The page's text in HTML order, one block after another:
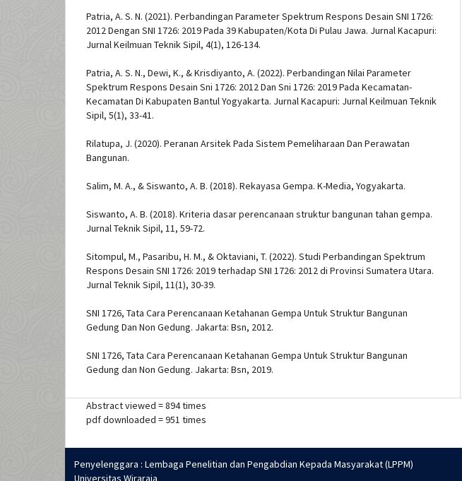
Patria, A. S. N. (2021). Perbandingan Parameter Spektrum Respons Desain SNI 1726:
2012 Dengan SNI 1726: 2019 Pada 39 Kabupaten/Kota Di Pulau Jawa. Jurnal Kacapuri:
Jurnal Keilmuan Teknik Sipil, 4(1), 126-134.
Patria, A. S. N., Dewi, K., & Krisdiyanto, A. (2022). Perbandingan Nilai Parameter
Spektrum Respons Desain Sni 1726: 2012 Dan Sni 1726: 2019 Pada Kecamatan-
Kecamatan Di Kabupaten Bantul Yogyakarta. Jurnal Kacapuri: Jurnal Keilmuan Teknik
Sipil, 5(1), 33-41.
Rilatupa, J. (2020). Peranan Arsitek Pada Sistem Pemeliharaan Dan Perawatan
Bangunan.
Salim, M. A., & Siswanto, A. B. (2018). Rekayasa Gempa. K-Media, Yogyakarta.
Siswanto, A. B. (2018). Kriteria dasar perencanaan struktur bangunan tahan gempa.
Jurnal Teknik Sipil, 11, 59-72.
Sitompul, M., Pasaribu, H. M., & Oktaviani, T. (2022). Studi Perbandingan Spektrum
Respons Desain SNI 1726: 2019 terhadap SNI 1726: 2012 di Provinsi Sumatera Utara.
Jurnal Teknik Sipil, 11(1), 30-39.
SNI 1726, Tata Cara Perencanaan Ketahanan Gempa Untuk Struktur Bangunan
Gedung Dan Non Gedung. Jakarta: Bsn, 2012.
SNI 1726, Tata Cara Perencanaan Ketahanan Gempa Untuk Struktur Bangunan
Gedung dan Non Gedung. Jakarta: Bsn, 2019.
Abstract viewed = 894 times
pdf downloaded = 951 times
Penyelenggara : Lembaga Penelitian dan Pengabdian Kepada Masyarakat (LPPM)
Universitas Wiraraja